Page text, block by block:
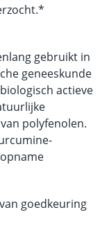
gebruikt in
geneeskunde
actieve
polyfenolen.
goedkeuring